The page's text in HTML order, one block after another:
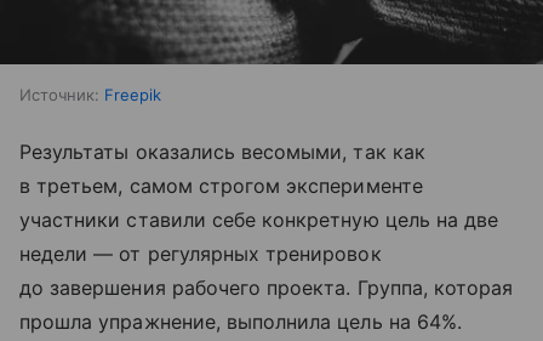
Источник: Freepik
Результаты оказались весомыми, так как
в третьем, самом строгом эксперименте
участники ставили себе конкретную цель на две
недели — от регулярных тренировок
до завершения рабочего проекта. Группа, которая
прошла упражнение, выполнила цель на 64%.